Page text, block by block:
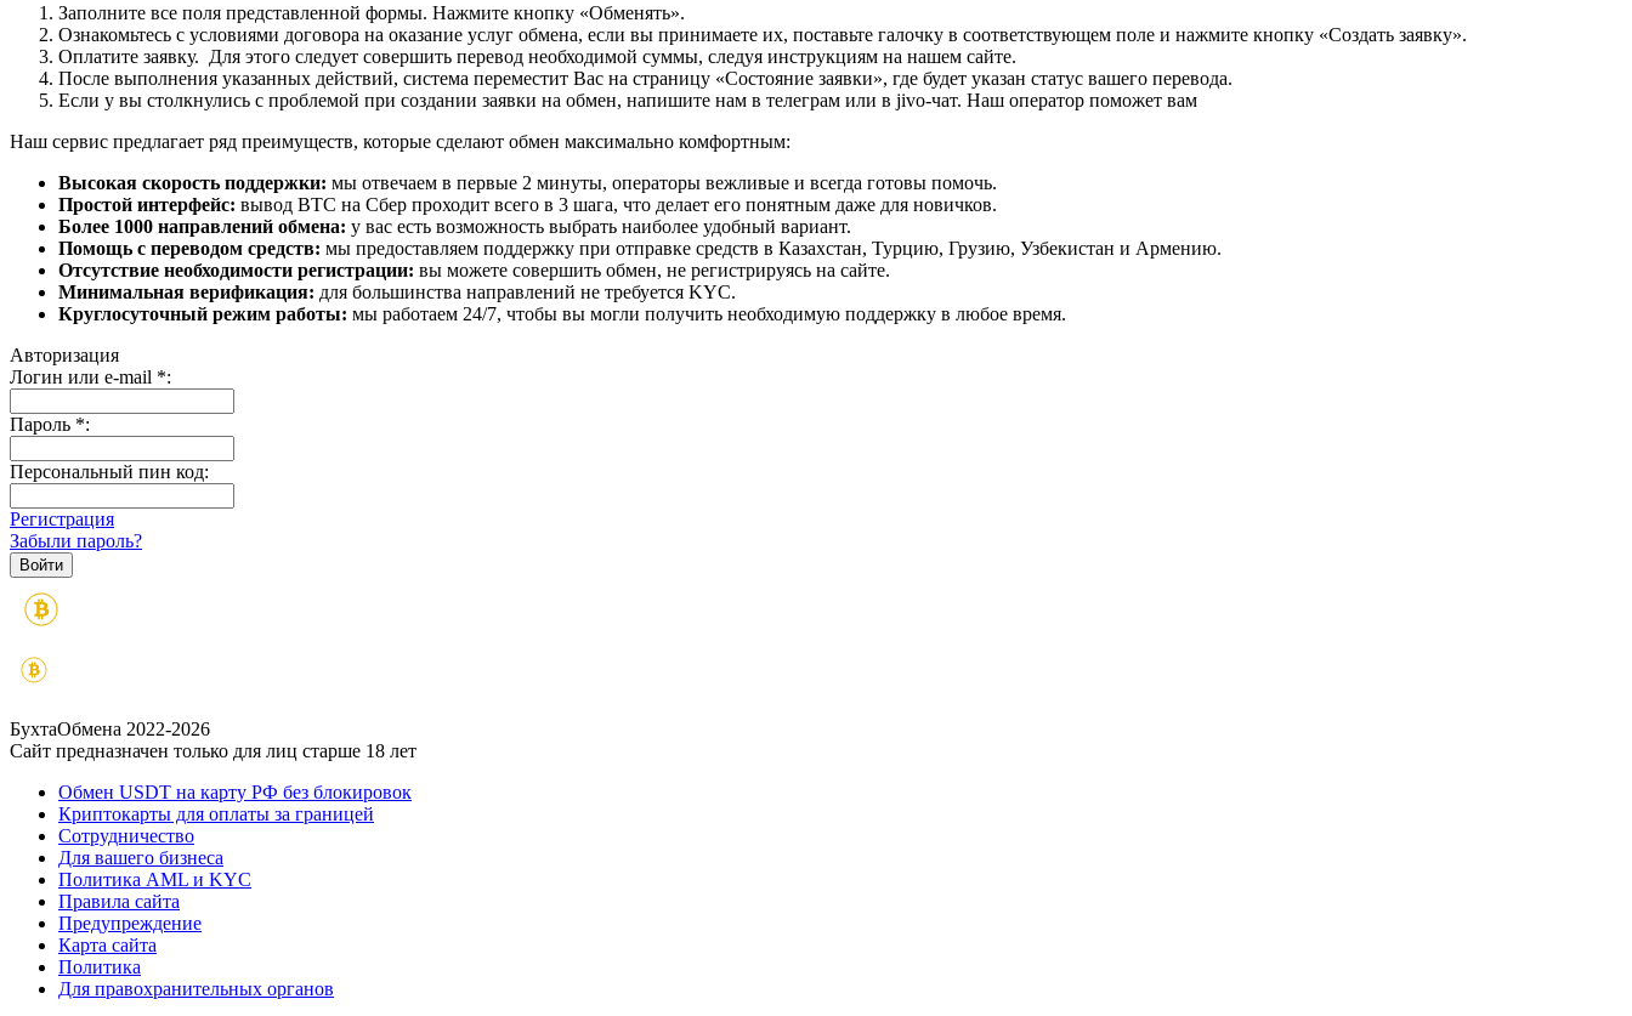
Заполните все поля представленной формы. Нажмите кнопку «Обменять».
Ознакомьтесь с условиями договора на оказание услуг обмена, если вы принимаете их, поставьте галочку в соответствующем поле и нажмите кнопку «Создать заявку».
Оплатите заявку. Для этого следует совершить перевод необходимой суммы, следуя инструкциям на нашем сайте.
После выполнения указанных действий, система переместит Вас на страницу «Состояние заявки», где будет указан статус вашего перевода.
Если у вы столкнулись с проблемой при создании заявки на обмен, напишите нам в телеграм или в jivo-чат. Наш оператор поможет вам
Наш сервис предлагает ряд преимуществ, которые сделают обмен максимально комфортным:
Высокая скорость поддержки: мы отвечаем в первые 2 минуты, операторы вежливые и всегда готовы помочь.
Простой интерфейс: вывод BTC на Сбер проходит всего в 3 шага, что делает его понятным даже для новичков.
Более 1000 направлений обмена: у вас есть возможность выбрать наиболее удобный вариант.
Помощь с переводом средств: мы предоставляем поддержку при отправке средств в Казахстан, Турцию, Грузию, Узбекистан и Армению.
Отсутствие необходимости регистрации: вы можете совершить обмен, не регистрируясь на сайте.
Минимальная верификация: для большинства направлений не требуется KYC.
Круглосуточный режим работы: мы работаем 24/7, чтобы вы могли получить необходимую поддержку в любое время.
Авторизация
Логин или e-mail *:
Пароль *:
Персональный пин код:
Регистрация
Забыли пароль?
БухтаОбмена 2022-2026
Сайт предназначен только для лиц старше 18 лет
Обмен USDT на карту РФ без блокировок
Криптокарты для оплаты за границей
Сотрудничество
Для вашего бизнеса
Политика AML и KYC
Правила сайта
Предупреждение
Карта сайта
Политика
Для правохранительных органов